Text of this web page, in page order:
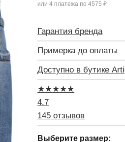
или 4 платежа по4575 ₽
Гарантия бренда
Примерка до оплаты
Доступно в бутике
★★★★★
4.7
145 отзывов
Выберите размер: